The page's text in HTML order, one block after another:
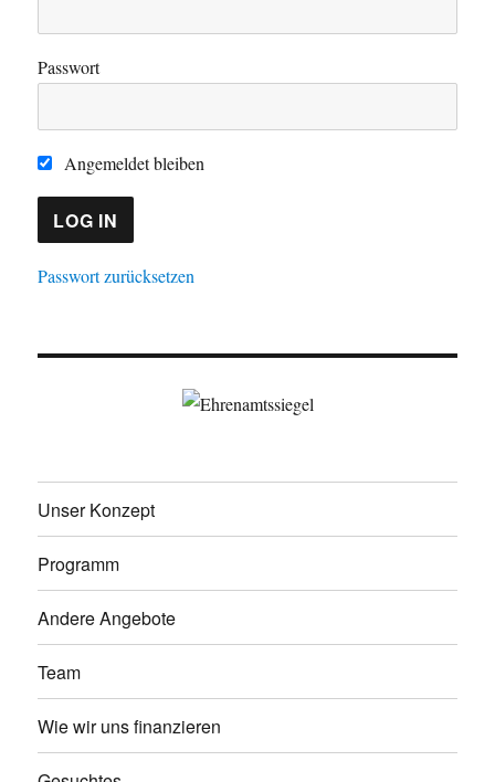
Passwort
Angemeldet bleiben
Passwort zurücksetzen
Unser Konzept
Programm
Andere Angebote
Team
Wie wir uns finanzieren